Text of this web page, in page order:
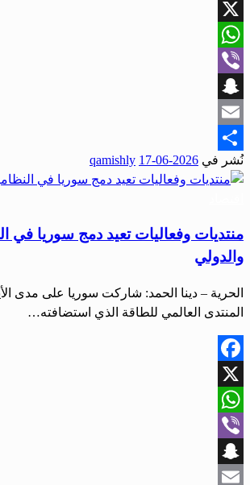
Facebook
X
WhatsApp
Viber
Snapchat
Email
Share
نُشر في 2026-06-17
qamishly
منتديات وفعاليات تعيد دمج سوريا في
والدولي
الحرية – دينا الحمد: شاركت سوريا على مدى
المنتدى العالمي للطاقة الذي استضافته…
Facebook
X
WhatsApp
Viber
Snapchat